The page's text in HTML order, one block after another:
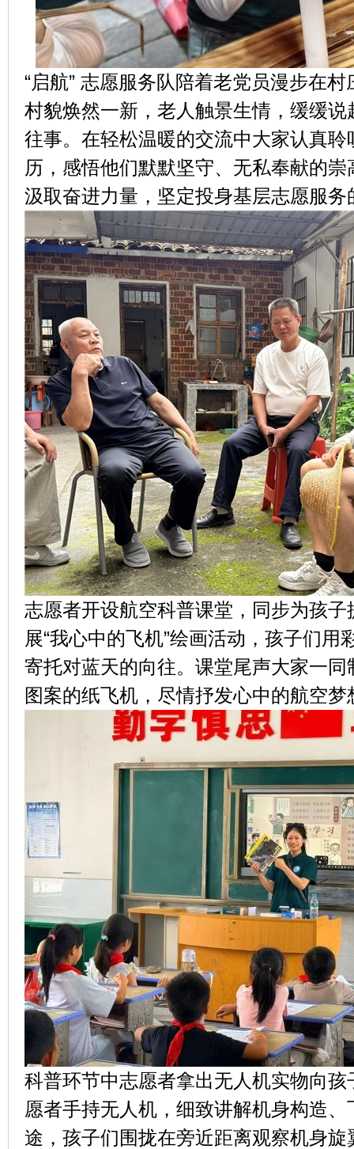
“启航” 志愿服务队陪着老党员漫步在
村貌焕然一新，老人触景生情，缓缓
往事。在轻松温暖的交流中大家认真
历，感悟他们默默坚守、无私奉献的
汲取奋进力量，坚定投身基层志愿服务
志愿者开设航空科普课堂，同步为孩
展“我心中的飞机”绘画活动，孩子们用
寄托对蓝天的向往。课堂尾声大家一
图案的纸飞机，尽情抒发心中的航空梦
科普环节中志愿者拿出无人机实物向
愿者手持无人机，细致讲解机身构造
途，孩子们围拢在旁近距离观察机身